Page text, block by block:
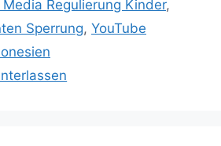
Media Regulierung Kinder,
Sperrung, YouTube